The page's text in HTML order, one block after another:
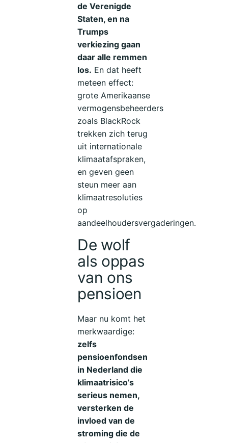
de Verenigde
Staten, en na
Trumps
verkiezing gaan
daar alle remmen
los. En dat heeft
meteen effect:
grote Amerikaanse
vermogensbeheerders
zoals BlackRock
trekken zich terug
uit internationale
klimaatafspraken,
en geven geen
steun meer aan
klimaatresoluties
op
aandeelhoudersvergaderingen.
De wolf
als oppas
van ons
pensioen
Maar nu komt het
merkwaardige:
zelfs
pensioenfondsen
in Nederland die
klimaatrisico’s
serieus nemen,
versterken de
invloed van de
stroming die de